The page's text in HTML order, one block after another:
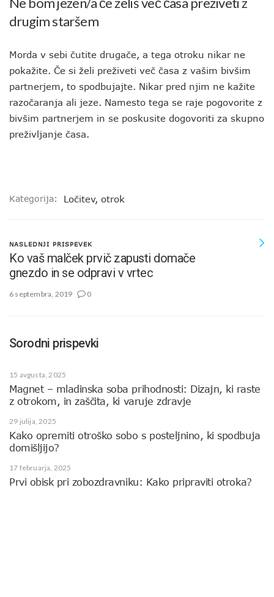
drugim staršem
Morda v sebi čutite drugače, a tega otroku nikar ne
pokažite. Če si želi preživeti več časa z vašim bivšim
partnerjem, to spodbujajte. Nikar pred njim ne kažite
razočaranja ali jeze. Namesto tega se raje pogovorite z
bivšim partnerjem in se poskusite dogovoriti za skupno
preživljanje časa.
Kategorija: Ločitev, otrok
NASLEDNJI PRISPEVEK
Ko vaš malček prvič zapusti domače
gnezdo in se odpravi v vrtec
6 septembra, 2019 0
Sorodni prispevki
15 avgusta, 2025
Magnet – mladinska soba prihodnosti: Dizajn, ki raste
z otrokom, in zaščita, ki varuje zdravje
29 julija, 2025
Kako opremiti otroško sobo s posteljnino, ki spodbuja
domišljijo?
17 februarja, 2025
Prvi obisk pri zobozdravniku: Kako pripraviti otroka?